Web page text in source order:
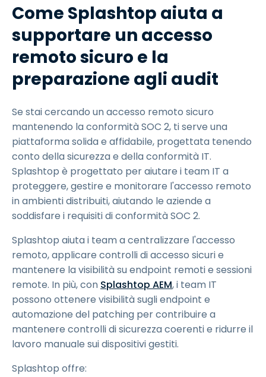
Come Splashtop aiuta a
supportare un accesso
remoto sicuro e la
preparazione agli audit
Se stai cercando un accesso remoto sicuro
mantenendo la conformità SOC 2, ti serve una
piattaforma solida e affidabile, progettata tenendo
conto della sicurezza e della conformità IT.
Splashtop è progettato per aiutare i team IT a
proteggere, gestire e monitorare l'accesso remoto
in ambienti distribuiti, aiutando le aziende a
soddisfare i requisiti di conformità SOC 2.
Splashtop aiuta i team a centralizzare l'accesso
remoto, applicare controlli di accesso sicuri e
mantenere la visibilità su endpoint remoti e sessioni
remote. In più, con Splashtop AEM, i team IT
possono ottenere visibilità sugli endpoint e
automazione del patching per contribuire a
mantenere controlli di sicurezza coerenti e ridurre il
lavoro manuale sui dispositivi gestiti.
Splashtop offre: